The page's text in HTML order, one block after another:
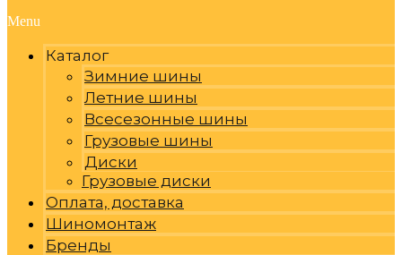
Menu
Каталог
Зимние шины
Летние шины
Всесезонные шины
Грузовые шины
Диски
Грузовые диски
Оплата, доставка
Шиномонтаж
Бренды